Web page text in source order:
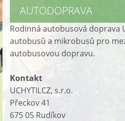
AUTODOPRAVA
Rodinná autobusová doprava
autobusů a mikrobusů pro
autobusovou dopravu.
Kontakt
UCHYTILCZ, s.r.o.
Přeckov 41
675 05 Rudíkov